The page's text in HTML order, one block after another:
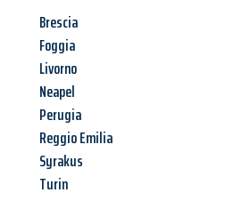
Brescia
Foggia
Livorno
Neapel
Perugia
Reggio Emilia
Syrakus
Turin